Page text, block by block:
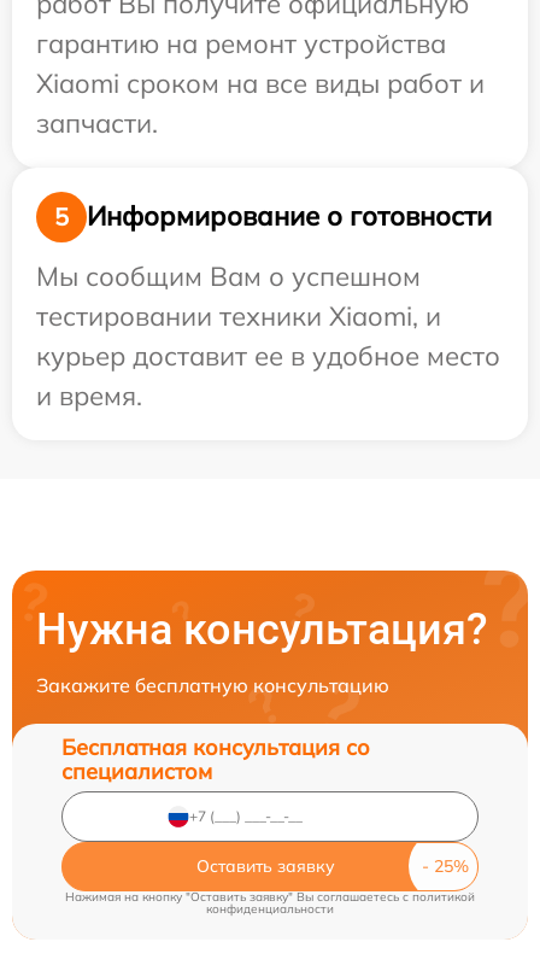
гарантию на ремонт устройства
Xiaomi сроком на все виды работ и
запчасти.
5
Информирование о готовности
Мы сообщим Вам о успешном
тестировании техники Xiaomi, и
курьер доставит ее в удобное место
и время.
Нужна консультация?
Закажите бесплатную консультацию
Бесплатная консультация со
специалистом
Оставить заявку
Нажимая на кнопку "Оставить заявку" Вы соглашаетесь cполитикой
конфиденциальности